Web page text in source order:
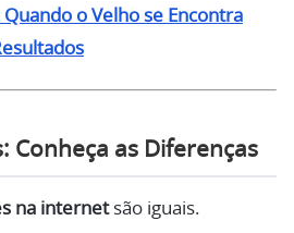
o Velho se Encontra
Conheça as Diferenças
na internetsão iguais.